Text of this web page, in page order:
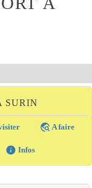
SURIN
travel_explore A faire
info Infos